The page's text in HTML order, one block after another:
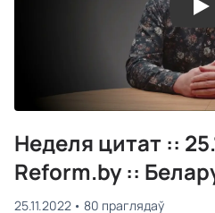
Неделя цитат ::
Reform.by ::
25.11.2022
80 праглядаў